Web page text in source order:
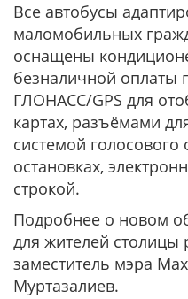
Все автобусы
маломобильных
оснащены
безналичной оплаты
ГЛОНАСС/GPS для
картах, разъёмами
системой
остановках,
строкой.
Подробнее о новом
для жителей столицы
заместитель мэра
Муртазалиев.